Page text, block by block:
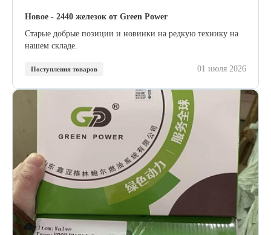
Новое - 2440 железок от Green Power
Старые добрые позиции и новинки на редкую технику на
нашем складе.
Поступления товаров 01 июля 2026